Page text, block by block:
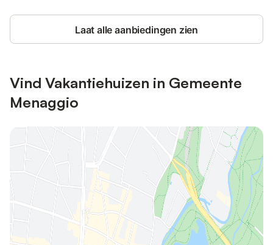
Laat alle aanbiedingen zien
Vind Vakantiehuizen in Gemeente
Menaggio